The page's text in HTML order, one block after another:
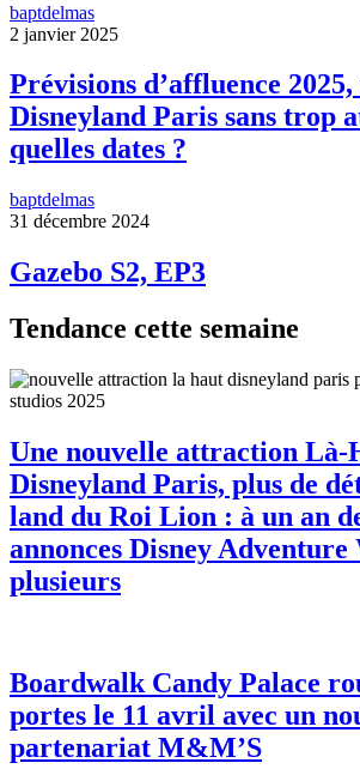
baptdelmas
2 janvier 2025
Prévisions d’affluence
Disneyland Paris sans trop
quelles dates ?
baptdelmas
31 décembre 2024
Gazebo S2, EP3
Tendance cette semaine
Une nouvelle attraction Là-
Disneyland Paris, plus de
land du Roi Lion : à un an
annonces Disney
plusieurs
Boardwalk Candy Palace
portes le 11 avril avec un
partenariat M&M’S